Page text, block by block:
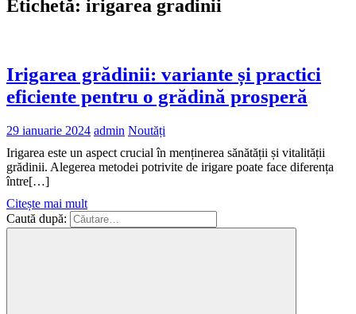
Etichetă: irigarea gradinii
Irigarea grădinii: variante și practici
eficiente pentru o grădină prosperă
29 ianuarie 2024 admin Noutăți
Irigarea este un aspect crucial în menținerea sănătății și vitalității
grădinii. Alegerea metodei potrivite de irigare poate face diferența
între[…]
Citește mai mult
Caută după: